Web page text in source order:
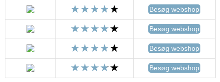
Besøg webshop
Besøg webshop
Besøg webshop
Besøg webshop